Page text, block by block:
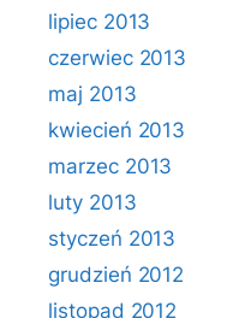
lipiec 2013
czerwiec 2013
maj 2013
kwiecień 2013
marzec 2013
luty 2013
styczeń 2013
grudzień 2012
listopad 2012